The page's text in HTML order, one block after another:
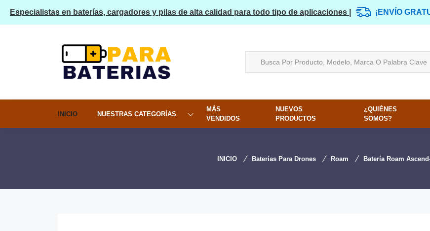
Especialistas en baterías, cargadores y pilas de alta calidad para todo tipo de aplicaciones | ¡ENVÍO
INICIO NUESTRAS CATEGORÍAS
MÁS
VENDIDOS
NUEVOS
PRODUCTOS
¿QUIÉNES
SOMOS?
INICIO Baterías Para Drones Roam Batería Roam